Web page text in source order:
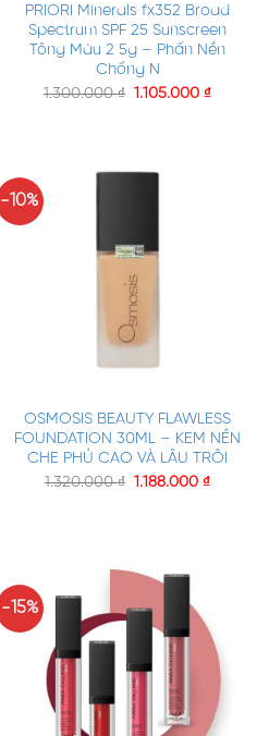
PRIORI Minerals fx352 Broad
Spectrum SPF 25 Sunscreen
Tông Màu 2 5g – Phấn Nền
Chống N
1.300.000₫ 1.105.000₫
-10%
OSMOSIS BEAUTY FLAWLESS
FOUNDATION 30ML – KEM NỀN
CHE PHỦ CAO VÀ LÂU TRÔI
1.320.000₫ 1.188.000₫
-15%